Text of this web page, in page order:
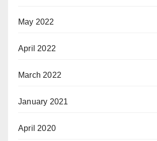
May 2022
April 2022
March 2022
January 2021
April 2020